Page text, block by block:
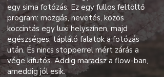
egy sima fotózás. Ez egy fullos feltöltő
program: mozgás, nevetés, közös
koccintás egy luxi helyszínen, majd
egészséges, tápláló falatok a fotózás
után. És nincs stopperrel mért zárás a
vége kifutós. Addig maradsz a flow-ban,
ameddig jól esik.